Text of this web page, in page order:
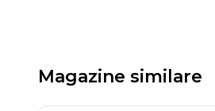
Magazine similare